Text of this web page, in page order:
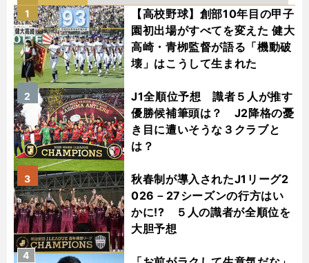
【高校野球】創部10年目の甲子
園初出場がすべてを変えた 健大
高崎・青栁監督が語る「機動破
壊」はこうして生まれた
1
J1全順位予想 識者５人が推す
優勝候補筆頭は？ J2降格の憂
き目に遭いそうな３クラブと
は？
2
秋春制が導入されたJ1リーグ2
026－27シーズンの行方はい
かに!? ５人の識者が全順位を
大胆予想
3
4